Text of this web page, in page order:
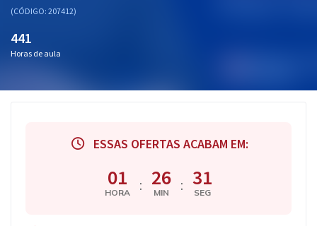
(CÓDIGO: 207412)
441
Horas de aula
ESSAS OFERTAS ACABAM EM:
01
HORA : 26
MIN : 30
SEG